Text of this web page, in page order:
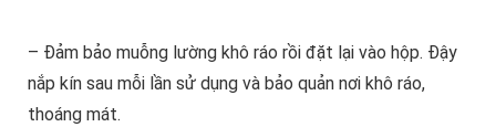
– Đảm bảo muỗng lường khô ráo rồi đặt lại vào hộp. Đậy
nắp kín sau mỗi lần sử dụng và bảo quản nơi khô ráo,
thoáng mát.